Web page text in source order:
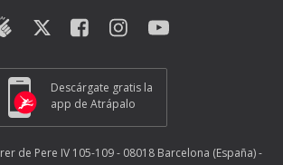
Descárgate gratis la
app de Atrápalo
de Pere IV 105-109 - 08018 Barcelona (España) -